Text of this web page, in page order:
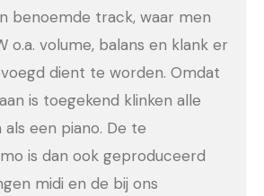
benoemde track, waar men
o.a. volume, balans en klank er
dient te worden. Omdat
is toegekend klinken alle
een piano. De te
is dan ook geproduceerd
midi en de bij ons